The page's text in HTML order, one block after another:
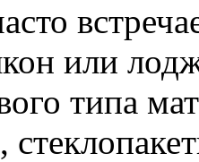
или
типа